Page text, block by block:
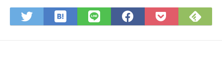
Twitter
で
は
て
LINE
で
Facebook
で
Pocket
に
で